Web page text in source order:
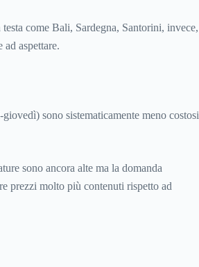
come Bali, Sardegna, Santorini, invece,
ad aspettare.
sono sistematicamente meno costosi
sono ancora alte ma la domanda
prezzi molto più contenuti rispetto ad